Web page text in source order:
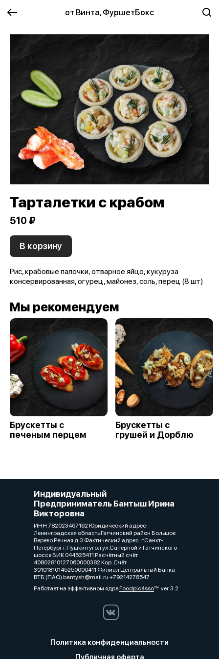
от Винта, ФуршетБокс
Тарталетки с крабом
510 ₽
В корзину
Рис, крабовые палочки, отварное яйцо, кукуруза
консервированная, огурец, майонез, соль, перец (8 шт)
Мы рекомендуем
Брускетты с
печеным перцем
Брускетты с
грушей и Дорблю
Индивидуальный
Предприниматель Бантыш Ирина
Викторовна
ИНН 782023467162 Юридический адрес:
Ленинградская область Гатчинский район Большое
Верево Речная д.3 Фактический адрес: г.Санкт-
Петербург г.Пушкин угол ул.Саперной и Гатчинского
шоссе БИК 044525411 Расчётный счёт
40802810127060000382 Кор. Счёт
30101810145250000411 Филиал Центральный Банка
ВТБ (ПАО) bantysh@mail.ru +79214278547
Работает на эффективном ядреFoodpicássover. 3.2
Политика конфиденциальности
Публичная оферта